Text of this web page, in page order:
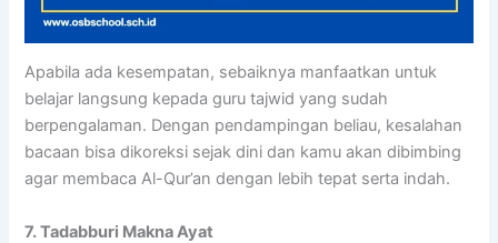
Apabila ada kesempatan, sebaiknya manfaatkan untuk
belajar langsung kepada guru tajwid yang sudah
berpengalaman. Dengan pendampingan beliau, kesalahan
bacaan bisa dikoreksi sejak dini dan kamu akan dibimbing
agar membaca Al-Qur’an dengan lebih tepat serta indah.
7. Tadabburi Makna Ayat